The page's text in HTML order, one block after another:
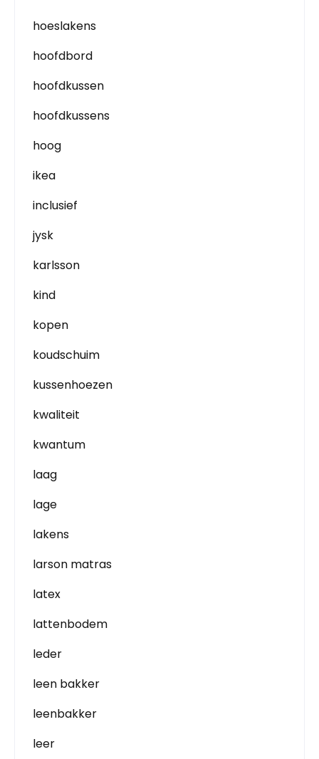
hoeslakens
hoofdbord
hoofdkussen
hoofdkussens
hoog
ikea
inclusief
jysk
karlsson
kind
kopen
koudschuim
kussenhoezen
kwaliteit
kwantum
laag
lage
lakens
larson matras
latex
lattenbodem
leder
leen bakker
leenbakker
leer